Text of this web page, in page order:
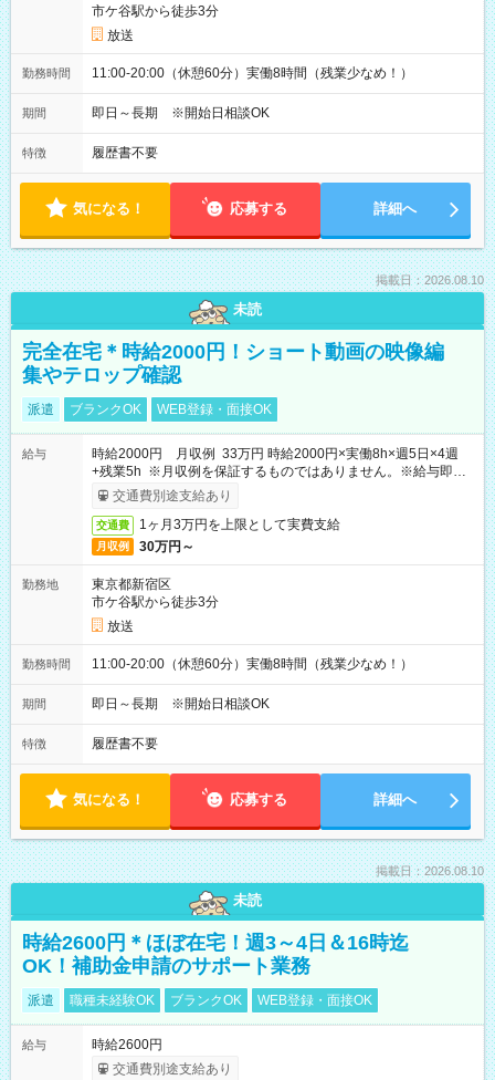
市ケ谷駅から徒歩3分
放送
勤務時間 11:00-20:00（休憩60分）実働8時間（残業少なめ！）
期間 即日～長期 ※開始日相談OK
特徴 履歴書不要
気になる！ 応募する 詳細へ
掲載日：2026.08.10
未読
完全在宅＊時給2000円！ショート動画の映像編
集やテロップ確認
派遣 ブランクOK WEB登録・面接OK
給与
時給2000円 月収例 33万円 時給2000円×実働8h×週5日×4週
+残業5h ※月収例を保証するものではありません。※給与即受
取りサービス利用可（利用条件有）
交通費別途支給あり
交通費 1ヶ月3万円を上限として実費支給
月収例 30万円～
勤務地
東京都新宿区
市ケ谷駅から徒歩3分
放送
勤務時間 11:00-20:00（休憩60分）実働8時間（残業少なめ！）
期間 即日～長期 ※開始日相談OK
特徴 履歴書不要
気になる！ 応募する 詳細へ
掲載日：2026.08.10
未読
時給2600円＊ほぼ在宅！週3～4日＆16時迄
OK！補助金申請のサポート業務
派遣 職種未経験OK ブランクOK WEB登録・面接OK
給与
時給2600円
交通費別途支給あり